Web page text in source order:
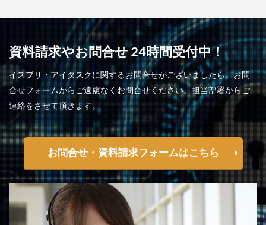
資料請求やお問合せ 24時間受付中！
イスプリ・アイタスクに関するお問合せがございましたら、お問
合せフォームからご遠慮なくお問合せください。担当部署からご
連絡をさせて頂きます。
お問合せ・資料請求フォームはこちら